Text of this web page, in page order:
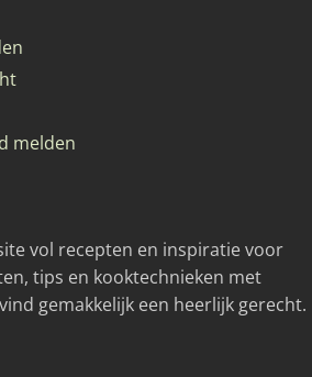
melden
vol recepten en inspiratie voor
tips en kooktechnieken met
gemakkelijk een heerlijk gerecht.